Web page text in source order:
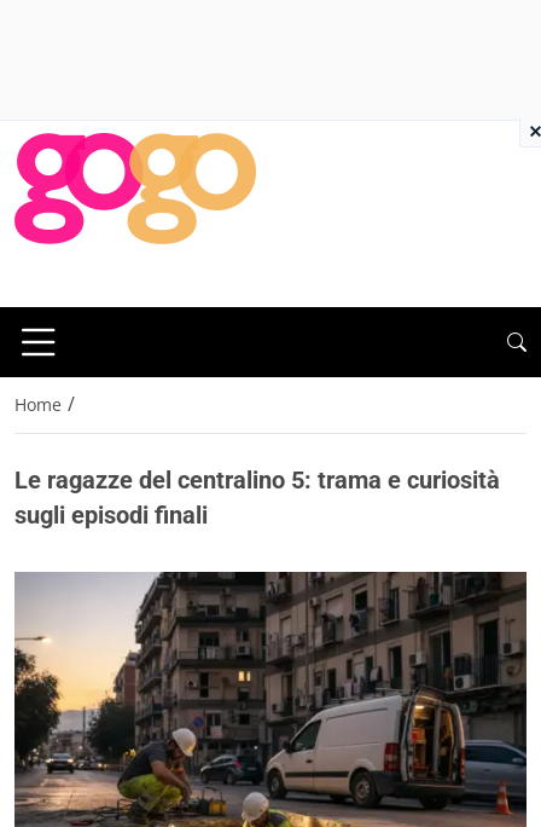
Home /
Le ragazze del centralino 5: trama e curiosità
sugli episodi finali
×